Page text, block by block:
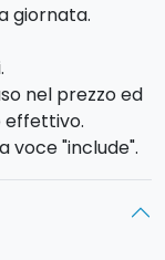
18:00.
giornata.
nel prezzo ed
effettivo.
voce "include".